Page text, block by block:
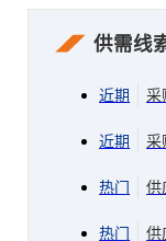
供需线
近期 采
近期 采
热门 供
热门 供